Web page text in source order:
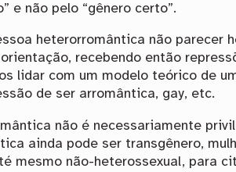
e não pelo “gênero certo”.
heterorromântica não parecer
recebendo então
lidar com um modelo teórico de
de ser arromântica, gay, etc.
não é necessariamente
ainda pode ser transgênero,
mesmo não-heterossexual, para